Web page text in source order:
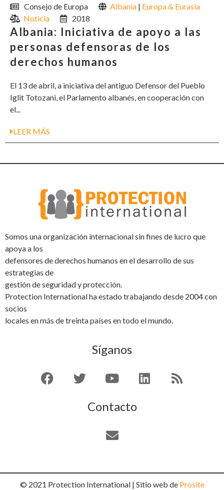
Consejo de Europa Albania | Europa & Eurasia
Noticia
2018
Albania: Iniciativa de apoyo a las
personas defensoras de los
derechos humanos
El 13 de abril, a iniciativa del antiguo Defensor del Pueblo
Iglit Totozani, el Parlamento albanés, en cooperación con
el...
LEER MÁS
Somos una organización internacional sin fines de lucro que
apoya a los
defensores de derechos humanos en el desarrollo de sus
estrategias de
gestión de seguridad y protección.
Protection International ha estado trabajando desde 2004 con
socios
locales en más de treinta países en todo el mundo.
Síganos
Contacto
© 2021 Protection International | Sitio web de Prosite